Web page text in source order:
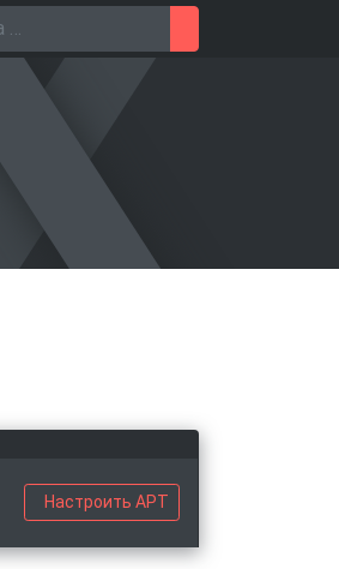
Настроить APT